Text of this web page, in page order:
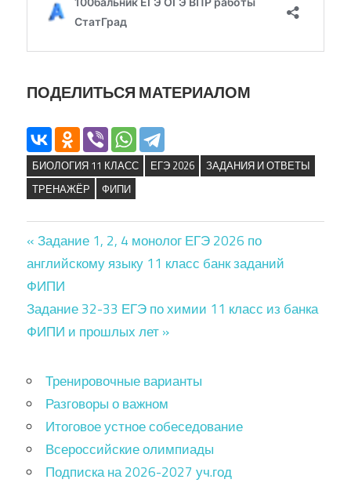
ПОДЕЛИТЬСЯ МАТЕРИАЛОМ
БИОЛОГИЯ 11 КЛАСС ЕГЭ 2026
ЗАДАНИЯ И ОТВЕТЫ
ТРЕНАЖЁР
ФИПИ
Навигация
по
записям
« Задание 1, 2, 4 монолог ЕГЭ 2026 по
английскому языку 11 класс банк заданий
ФИПИ
Задание 32-33 ЕГЭ по химии 11 класс из банка
ФИПИ и прошлых лет »
Тренировочные варианты
Разговоры о важном
Итоговое устное собеседование
Всероссийские олимпиады
Подписка на 2026-2027 уч.год